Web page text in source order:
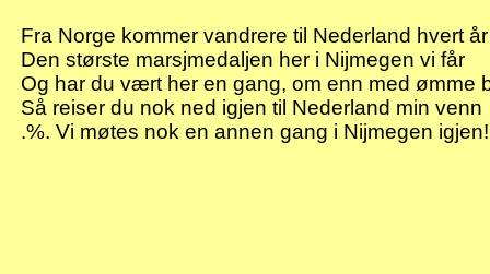
Fra Norge kommer vandrere til Nederland hvert år
Den største marsjmedaljen her i Nijmegen vi får
Og har du vært her en gang, om enn med ømme
Så reiser du nok ned igjen til Nederland min venn
.%. Vi møtes nok en annen gang i Nijmegen